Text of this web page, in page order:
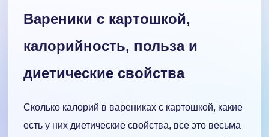
Вареники с картошкой,
калорийность, польза и
диетические свойства
Сколько калорий в варениках с картошкой, какие
есть у них диетические свойства, все это весьма